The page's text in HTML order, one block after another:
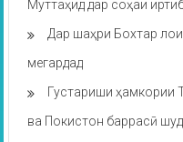
Муттаҳид дар соҳаи
Дар шаҳри Бохтар
мегардад
Густариши ҳамкории
ва Покистон баррасӣ шуд